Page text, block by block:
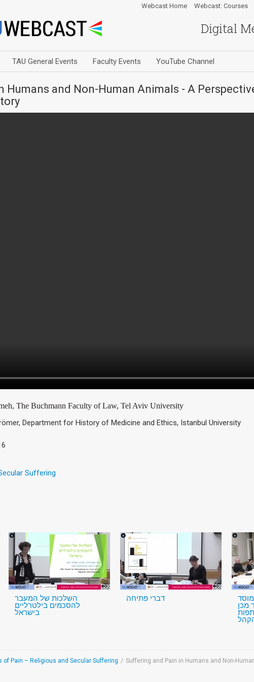
Digital
Webcast Home Webcast: Courses
TAU General Events Faculty Events YouTube Channel
Humans and Non-Human Animals - A
, The Buchmann Faculty of Law, Tel Aviv University
Department for History of Medicine and Ethics, Istanbul University
Suffering
השלכות של המעבר
להסכמים בילטרליים
בישראל
דברי פתיחה
מכן
of Pain – Religious and Secular Suffering / Suffering and Pain in Humans and Non-